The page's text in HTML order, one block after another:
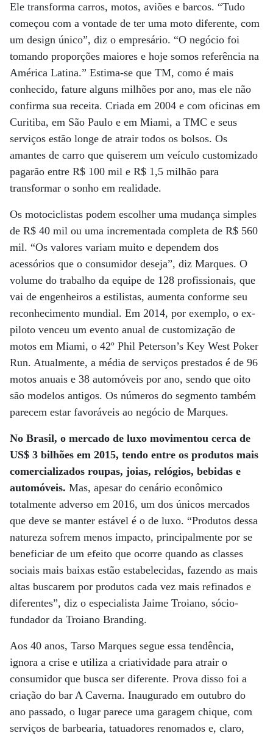
Ele transforma carros, motos, aviões e barcos. “Tudo
começou com a vontade de ter uma moto diferente, com
um design único”, diz o empresário. “O negócio foi
tomando proporções maiores e hoje somos referência na
América Latina.” Estima-se que TM, como é mais
conhecido, fature alguns milhões por ano, mas ele não
confirma sua receita. Criada em 2004 e com oficinas em
Curitiba, em São Paulo e em Miami, a TMC e seus
serviços estão longe de atrair todos os bolsos. Os
amantes de carro que quiserem um veículo customizado
pagarão entre R$ 100 mil e R$ 1,5 milhão para
transformar o sonho em realidade.
Os motociclistas podem escolher uma mudança simples
de R$ 40 mil ou uma incrementada completa de R$ 560
mil. “Os valores variam muito e dependem dos
acessórios que o consumidor deseja”, diz Marques. O
volume do trabalho da equipe de 128 profissionais, que
vai de engenheiros a estilistas, aumenta conforme seu
reconhecimento mundial. Em 2014, por exemplo, o ex-
piloto venceu um evento anual de customização de
motos em Miami, o 42º Phil Peterson’s Key West Poker
Run. Atualmente, a média de serviços prestados é de 96
motos anuais e 38 automóveis por ano, sendo que oito
são modelos antigos. Os números do segmento também
parecem estar favoráveis ao negócio de Marques.
No Brasil, o mercado de luxo movimentou cerca de
US$ 3 bilhões em 2015, tendo entre os produtos mais
comercializados roupas, joias, relógios, bebidas e
automóveis. Mas, apesar do cenário econômico
totalmente adverso em 2016, um dos únicos mercados
que deve se manter estável é o de luxo. “Produtos dessa
natureza sofrem menos impacto, principalmente por se
beneficiar de um efeito que ocorre quando as classes
sociais mais baixas estão estabelecidas, fazendo as mais
altas buscarem por produtos cada vez mais refinados e
diferentes”, diz o especialista Jaime Troiano, sócio-
fundador da Troiano Branding.
Aos 40 anos, Tarso Marques segue essa tendência,
ignora a crise e utiliza a criatividade para atrair o
consumidor que busca ser diferente. Prova disso foi a
criação do bar A Caverna. Inaugurado em outubro do
ano passado, o lugar parece uma garagem chique, com
serviços de barbearia, tatuadores renomados e, claro,